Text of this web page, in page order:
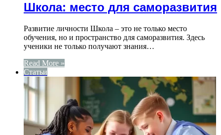
Школа: место для саморазвития
Развитие личности Школа – это не только место
обучения, но и пространство для саморазвития. Здесь
ученики не только получают знания…
Read More »
Статьи